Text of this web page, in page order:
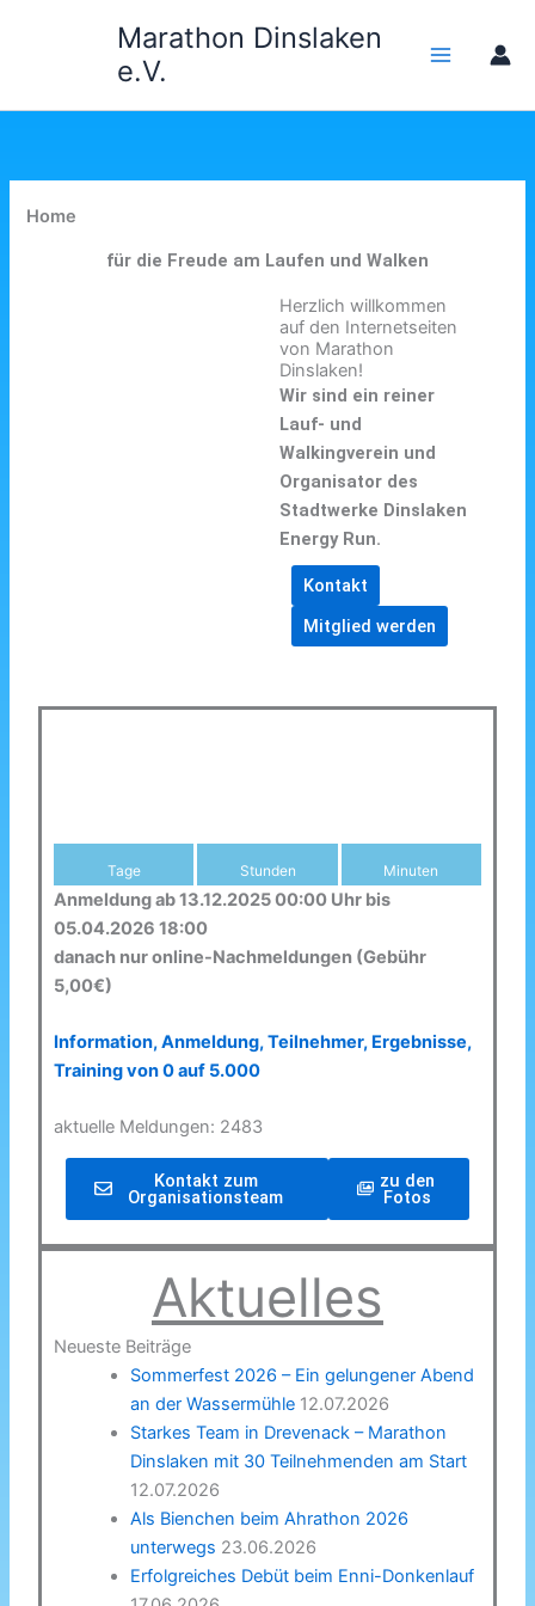
Marathon Dinslaken
e.V.
Home
für die Freude am Laufen und Walken
Herzlich willkommen
auf den Internetseiten
von Marathon
Dinslaken!
Wir sind ein reiner
Lauf- und
Walkingverein und
Organisator des
Stadtwerke Dinslaken
Energy Run.
Kontakt
Mitglied werden
Tage Stunden Minuten
Anmeldung ab 13.12.2025 00:00 Uhr bis
05.04.2026 18:00
danach nur online-Nachmeldungen (Gebühr
5,00€)
Information, Anmeldung, Teilnehmer, Ergebnisse,
Training von 0 auf 5.000
aktuelle Meldungen: 2483
Kontakt zum
Organisationsteam
zu den
Fotos
Aktuelles
Neueste Beiträge
Sommerfest 2026 – Ein gelungener Abend
an der Wassermühle 12.07.2026
Starkes Team in Drevenack – Marathon
Dinslaken mit 30 Teilnehmenden am Start
12.07.2026
Als Bienchen beim Ahrathon 2026
unterwegs 23.06.2026
Erfolgreiches Debüt beim Enni-Donkenlauf